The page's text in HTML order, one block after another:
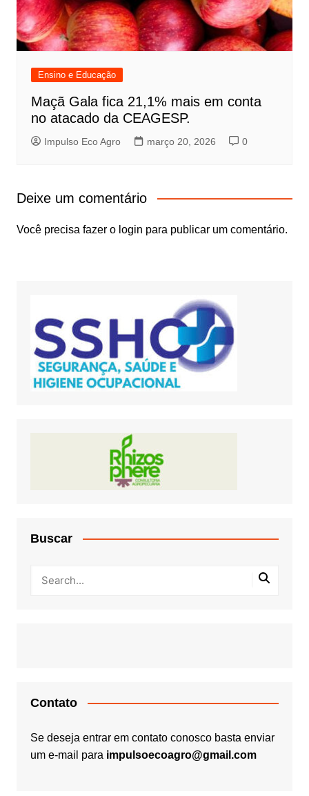
Ensino e Educação
Maçã Gala fica 21,1% mais em conta
no atacado da CEAGESP.
Impulso Eco Agro março 20, 2026 0
Deixe um comentário
Você precisa fazer o login para publicar um comentário.
Buscar
Contato
Se deseja entrar em contato conosco basta enviar
um e-mail para impulsoecoagro@gmail.com